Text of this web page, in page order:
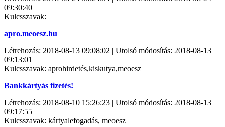
09:30:40
Kulcsszavak:
apro.meoesz.hu
Létrehozás: 2018-08-13 09:08:02 | Utolsó módosítás: 2018-08-13
09:13:01
Kulcsszavak: aprohirdetés,kiskutya,meoesz
Bankkártyás fizetés!
Létrehozás: 2018-08-10 15:26:23 | Utolsó módosítás: 2018-08-13
09:17:55
Kulcsszavak: kártyalefogadás, meoesz